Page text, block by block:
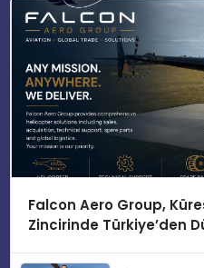
Falcon Aero Group,
Zincirinde Türkiye’den